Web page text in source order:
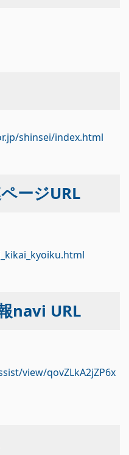
shinsei/index.html
ージURL
navi URL
view/qovZLkA2jZP6x